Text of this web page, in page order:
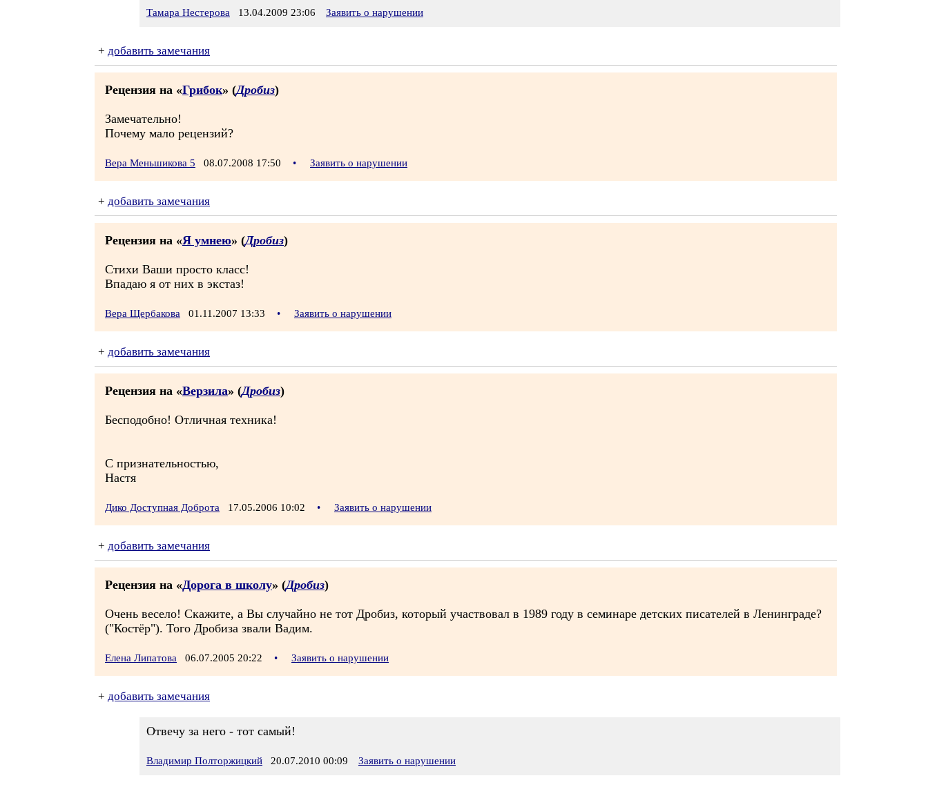
Тамара Нестерова 13.04.2009 23:06 Заявить о нарушении
+ добавить замечания
Рецензия на «Грибок» (Дробиз)
Замечательно!
Почему мало рецензий?
Вера Меньшикова 5 08.07.2008 17:50 • Заявить о нарушении
+ добавить замечания
Рецензия на «Я умнею» (Дробиз)
Стихи Ваши просто класс!
Впадаю я от них в экстаз!
Вера Щербакова 01.11.2007 13:33 • Заявить о нарушении
+ добавить замечания
Рецензия на «Верзила» (Дробиз)
Бесподобно! Отличная техника!
С признательностью,
Настя
Дико Доступная Доброта 17.05.2006 10:02 • Заявить о нарушении
+ добавить замечания
Рецензия на «Дорога в школу» (Дробиз)
Очень весело! Скажите, а Вы случайно не тот Дробиз, который участвовал в 1989 году в семинаре детских писателей в Ленинграде?
("Костёр"). Того Дробиза звали Вадим.
Елена Липатова 06.07.2005 20:22 • Заявить о нарушении
+ добавить замечания
Отвечу за него - тот самый!
Владимир Полторжицкий 20.07.2010 00:09 Заявить о нарушении